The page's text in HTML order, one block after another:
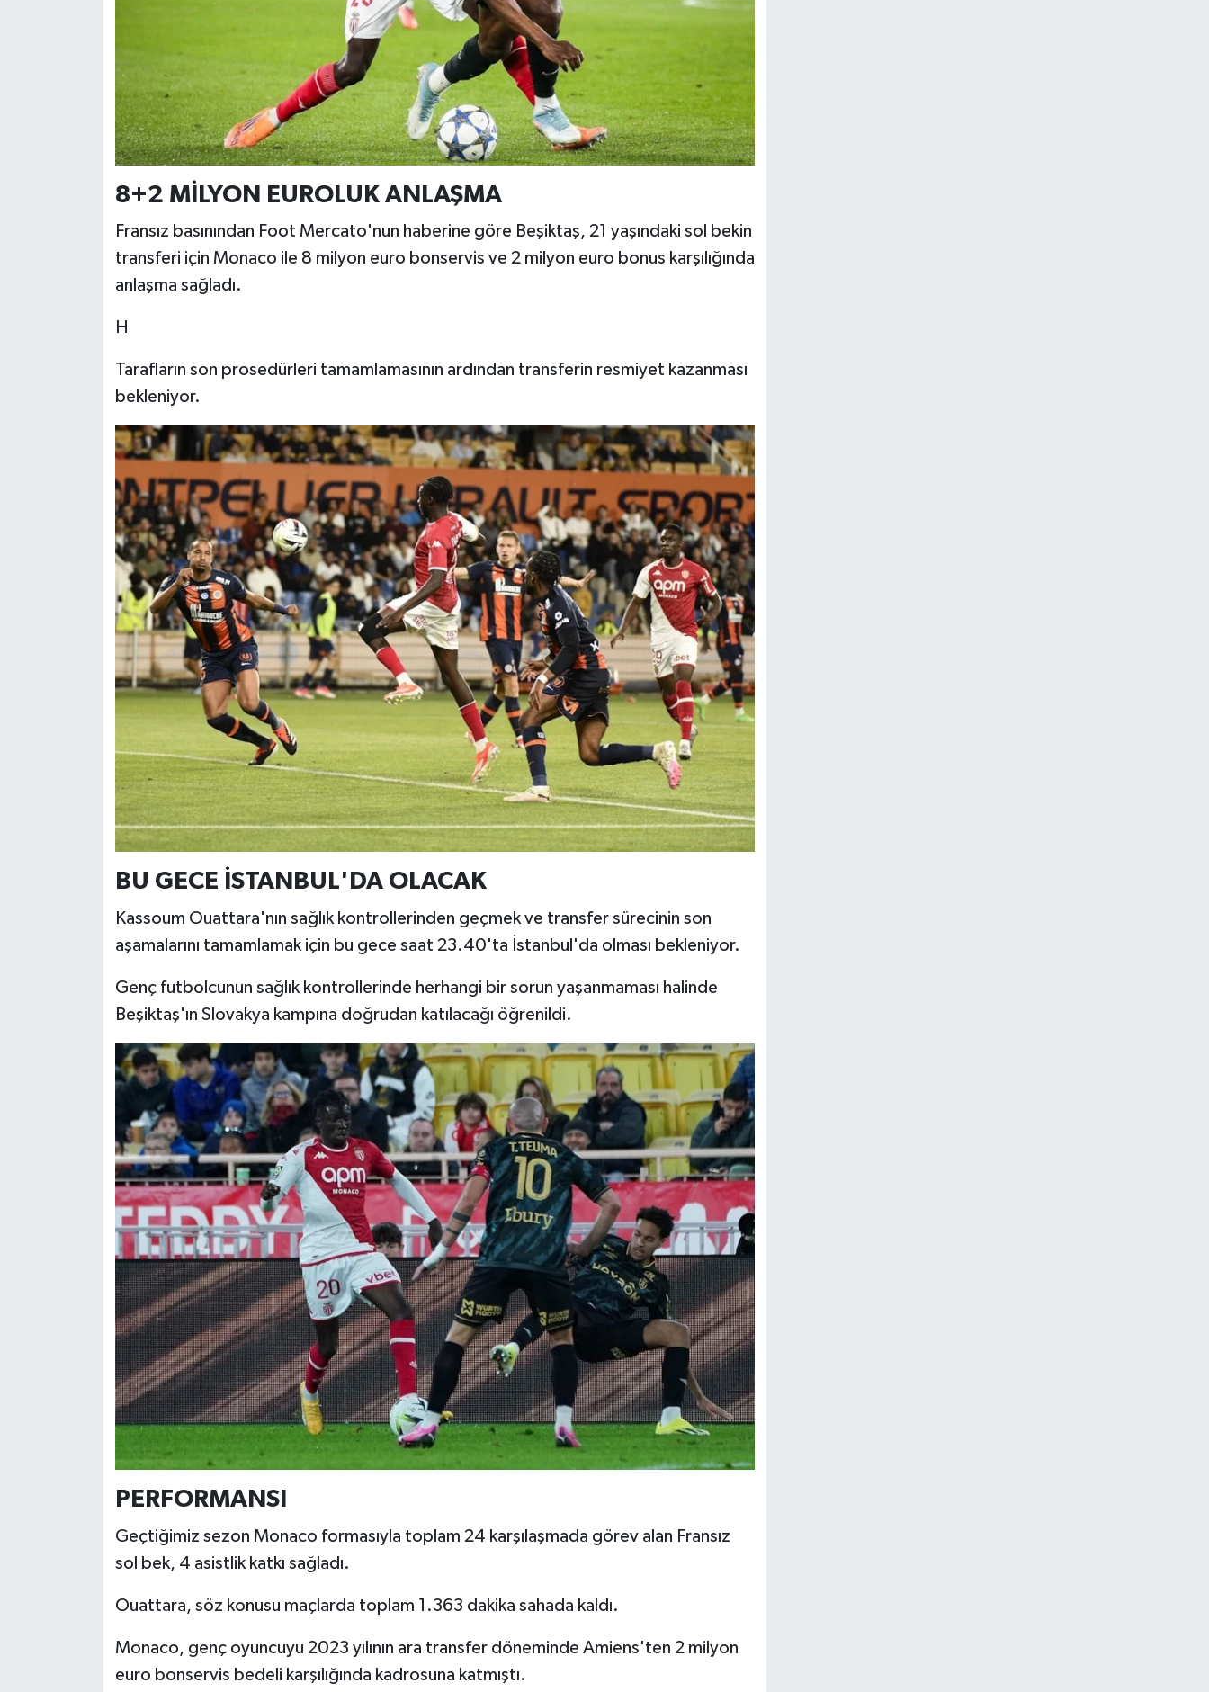
8+2 MİLYON EUROLUK ANLAŞMA
Fransız basınından Foot Mercato'nun haberine göre Beşiktaş, 21 yaşındaki sol bekin
transferi için Monaco ile 8 milyon euro bonservis ve 2 milyon euro bonus karşılığında
anlaşma sağladı.
H
Tarafların son prosedürleri tamamlamasının ardından transferin resmiyet kazanması
bekleniyor.
BU GECE İSTANBUL'DA OLACAK
Kassoum Ouattara'nın sağlık kontrollerinden geçmek ve transfer sürecinin son
aşamalarını tamamlamak için bu gece saat 23.40'ta İstanbul'da olması bekleniyor.
Genç futbolcunun sağlık kontrollerinde herhangi bir sorun yaşanmaması halinde
Beşiktaş'ın Slovakya kampına doğrudan katılacağı öğrenildi.
PERFORMANSI
Geçtiğimiz sezon Monaco formasıyla toplam 24 karşılaşmada görev alan Fransız
sol bek, 4 asistlik katkı sağladı.
Ouattara, söz konusu maçlarda toplam 1.363 dakika sahada kaldı.
Monaco, genç oyuncuyu 2023 yılının ara transfer döneminde Amiens'ten 2 milyon
euro bonservis bedeli karşılığında kadrosuna katmıştı.